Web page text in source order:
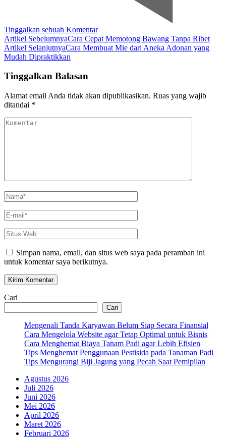
Tinggalkan sebuah Komentarpada
Struktur
Halaman
Teratur
Navigasi
Artikel
Artikel SebelumnyaCara Cepat Memotong Bawang Tanpa Ribet
Artikel SelanjutnyaCara Membuat Mie dari Aneka Adonan yang
Mudah Dipraktikkan
Tinggalkan Balasan
Alamat email Anda tidak akan dipublikasikan. Ruas yang wajib
ditandai *
Komentar
Nama*
E-
mail*
Situs
Web
Simpan nama, email, dan situs web saya pada peramban ini
untuk komentar saya berikutnya.
Cari
Cari
Mengenali Tanda Karyawan Belum Siap Secara Finansial
Cara Mengelola Website agar Tetap Optimal untuk Bisnis
Cara Menghemat Biaya Tanam Padi agar Lebih Efisien
Tips Menghemat Penggunaan Pestisida pada Tanaman Padi
Tips Mengurangi Biji Jagung yang Pecah Saat Pemipilan
Agustus 2026
Juli 2026
Juni 2026
Mei 2026
April 2026
Maret 2026
Februari 2026